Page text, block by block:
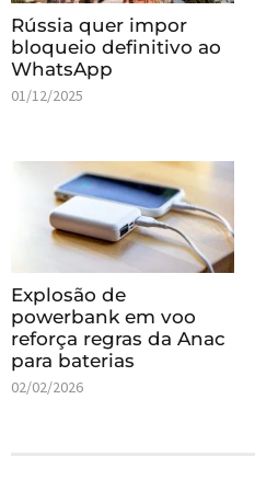
Rússia quer impor
bloqueio definitivo ao
WhatsApp
01/12/2025
Explosão de
powerbank em voo
reforça regras da Anac
para baterias
02/02/2026